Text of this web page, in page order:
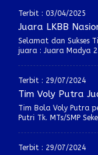
Terbit : 03/04/2025
Juara LKBB
Selamat dan Sukses
juara : Juara Madya
Terbit : 29/07/2024
Tim Voly Putra
Tim Bola Voly Putra
Putri Tk. MTs/SMP
Terbit : 29/07/2024